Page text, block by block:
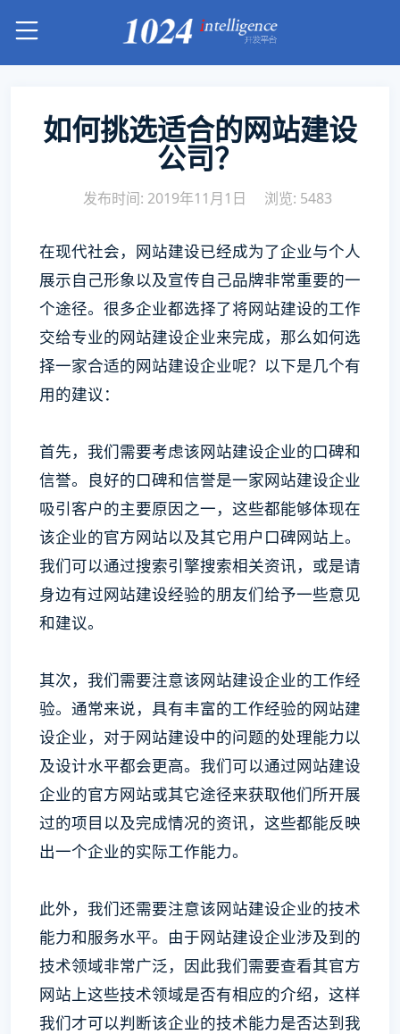
如何挑选适合的网站建设
公司？
发布时间: 2019年11月1日 浏览: 5483
在现代社会，网站建设已经成为了企业与个人
展示自己形象以及宣传自己品牌非常重要的一
个途径。很多企业都选择了将网站建设的工作
交给专业的网站建设企业来完成，那么如何选
择一家合适的网站建设企业呢？以下是几个有
用的建议：
首先，我们需要考虑该网站建设企业的口碑和
信誉。良好的口碑和信誉是一家网站建设企业
吸引客户的主要原因之一，这些都能够体现在
该企业的官方网站以及其它用户口碑网站上。
我们可以通过搜索引擎搜索相关资讯，或是请
身边有过网站建设经验的朋友们给予一些意见
和建议。
其次，我们需要注意该网站建设企业的工作经
验。通常来说，具有丰富的工作经验的网站建
设企业，对于网站建设中的问题的处理能力以
及设计水平都会更高。我们可以通过网站建设
企业的官方网站或其它途径来获取他们所开展
过的项目以及完成情况的资讯，这些都能反映
出一个企业的实际工作能力。
此外，我们还需要注意该网站建设企业的技术
能力和服务水平。由于网站建设企业涉及到的
技术领域非常广泛，因此我们需要查看其官方
网站上这些技术领域是否有相应的介绍，这样
我们才可以判断该企业的技术能力是否达到我